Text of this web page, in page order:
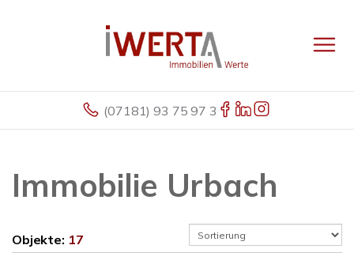
(07181) 93 75 97 3
Immobilie Urbach
Objekte: 17